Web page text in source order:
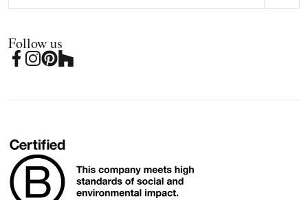
Follow us